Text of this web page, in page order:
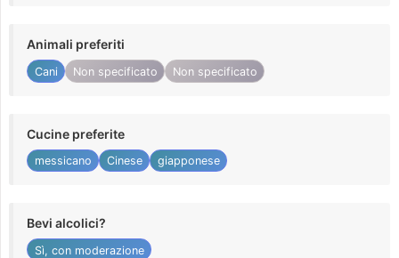
Animali preferiti
Cani Non specificato Non specificato
Cucine preferite
messicano Cinese giapponese
Bevi alcolici?
Sì, con moderazione